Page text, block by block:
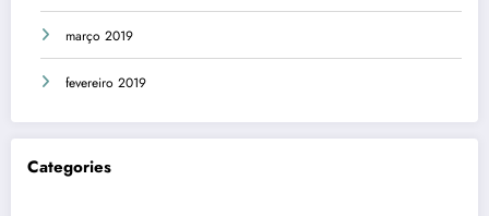
março 2019
fevereiro 2019
Categories